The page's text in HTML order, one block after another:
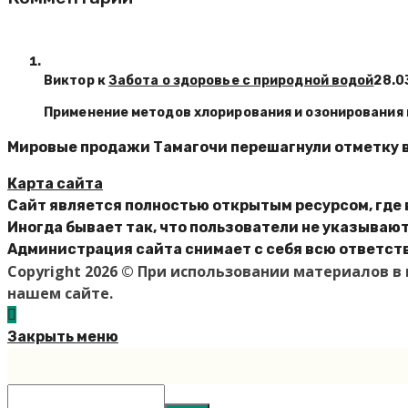
Виктор кЗабота о здоровье с природной водой
Применение методов хлорирования и
Мировые продажи Тамагочи перешагнули отметку
Карта сайта
Сайт является полностью открытым ресурсом,
Иногда бывает так, что пользователи не
Администрация сайта снимает с себя всю
Copyright 2026 © При использовании материалов
нашем сайте.
Закрыть меню